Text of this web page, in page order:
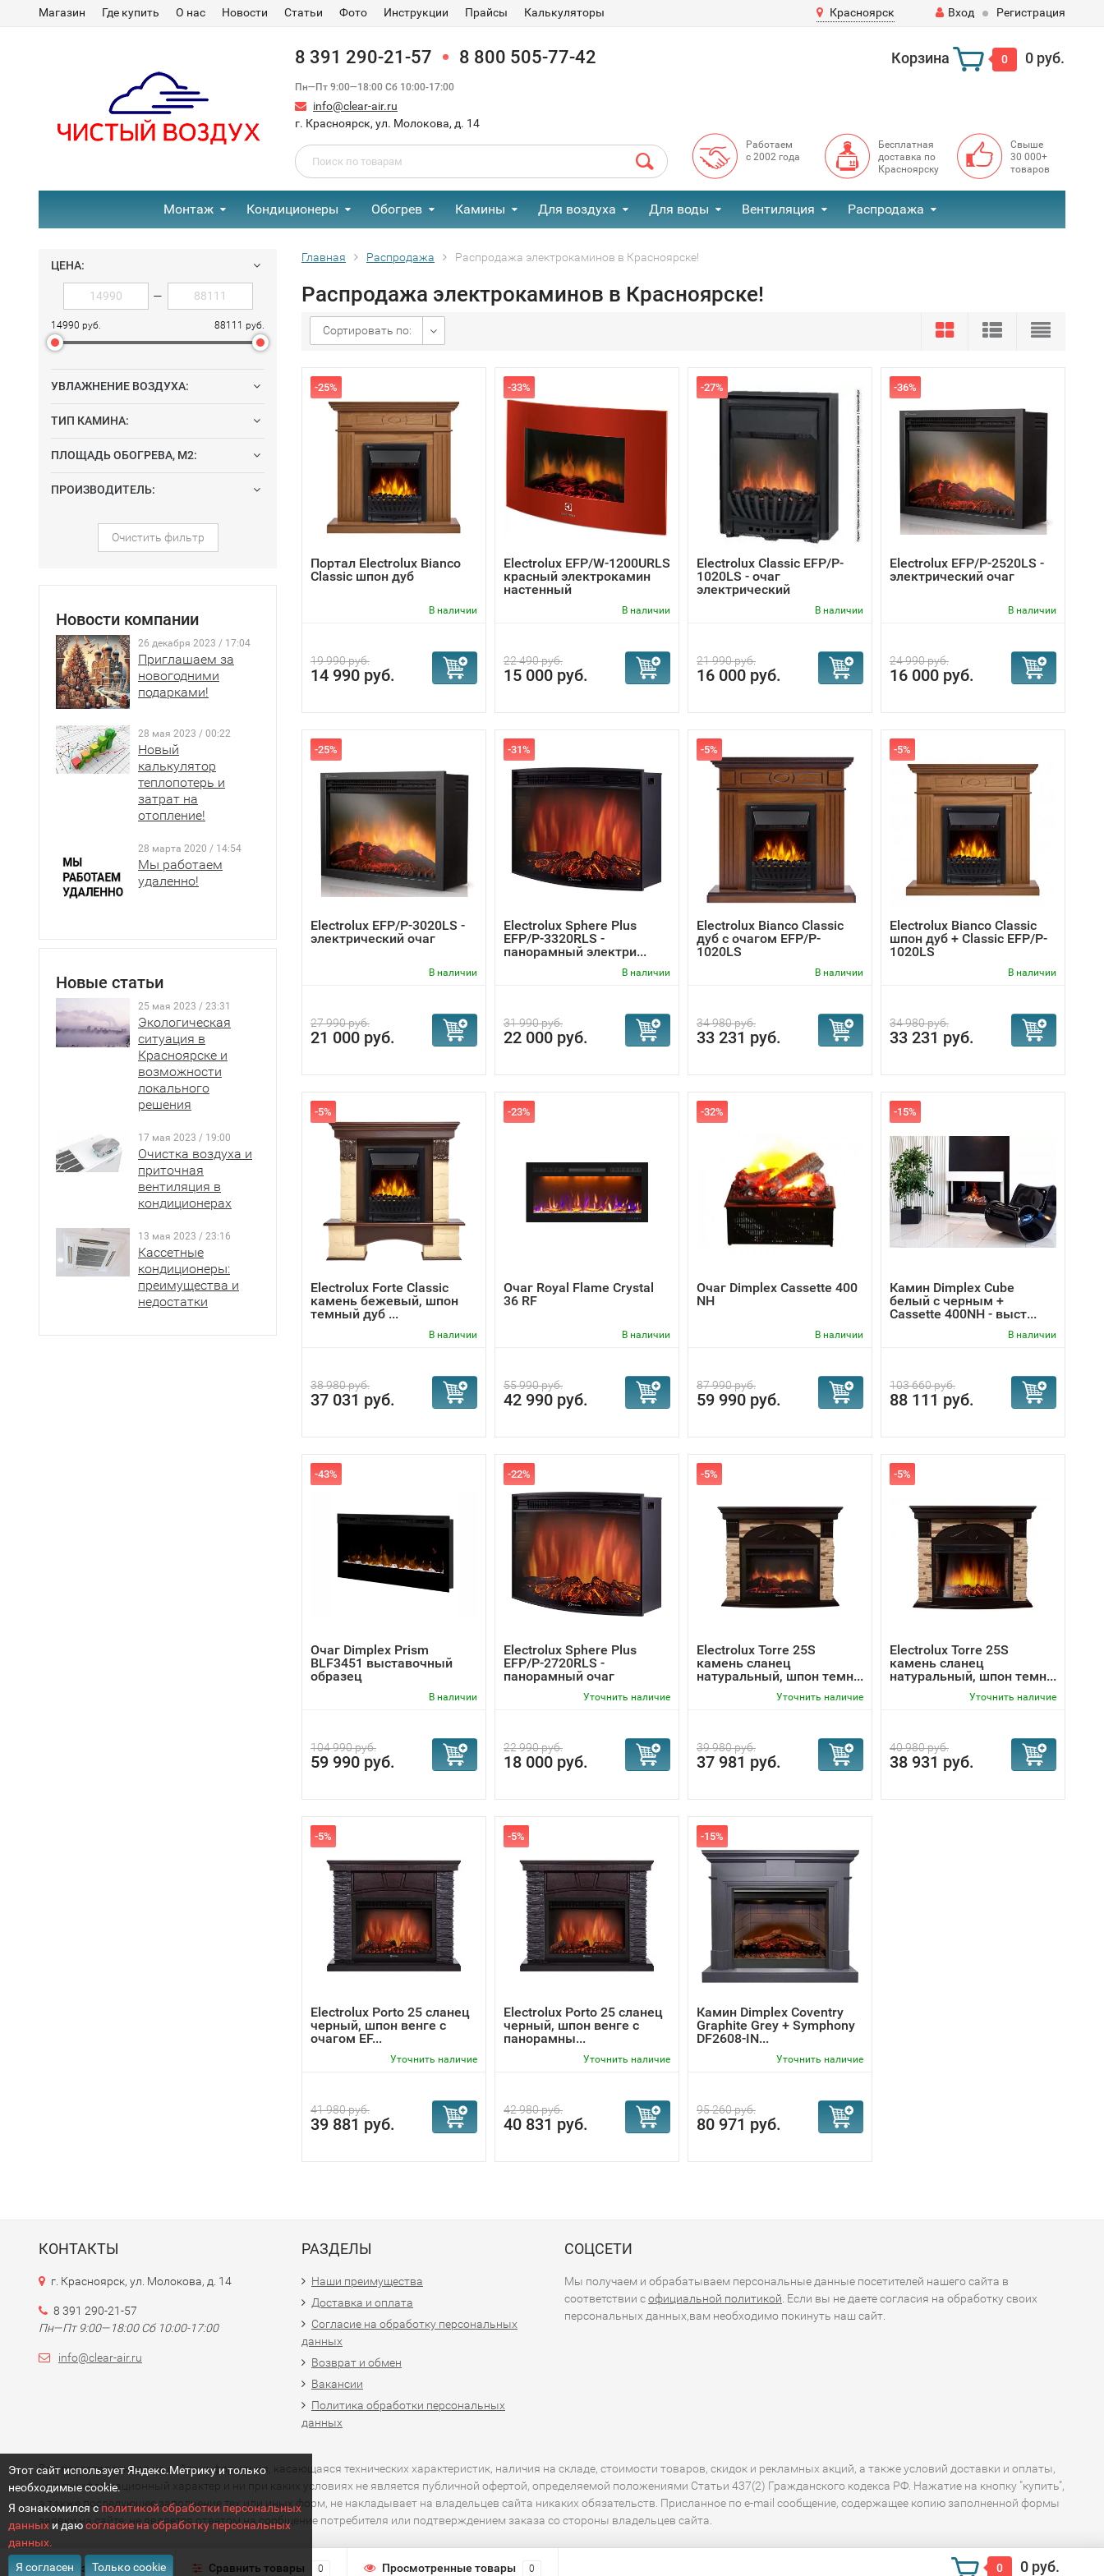
Этот сайт использует Яндекс.Метрику и только
необходимые cookie.
Я ознакомился с политикой обработки персональных
данных и даюсогласие на обработку персональных
данных.
Я согласен
Только cookie
Магазин Где купить О нас Новости Статьи Фото Инструкции Прайсы Калькуляторы Красноярск Вход Регистрация
8 391 290-21-57 8 800 505-77-42
Пн—Пт 9:00—18:00 Сб 10:00-17:00
info@clear-air.ru
г. Красноярск, ул. Молокова, д. 14
Корзина 0 0 руб.
Работаем
с 2002 года
Бесплатная
доставка по
Красноярску
Свыше
30 000+
товаров
Монтаж Кондиционеры Обогрев Камины Для воздуха Для воды Вентиляция Распродажа
ЦЕНА:
—
14990 руб. 88111 руб.
УВЛАЖНЕНИЕ ВОЗДУХА:
ТИП КАМИНА:
ПЛОЩАДЬ ОБОГРЕВА, М2:
ПРОИЗВОДИТЕЛЬ:
Очистить фильтр
Новости компании
26 декабря 2023 / 17:04
Приглашаем за
новогодними
подарками!
28 мая 2023 / 00:22
Новый
калькулятор
теплопотерь и
затрат на
отопление!
28 марта 2020 / 14:54
Мы работаем
удаленно!
Новые статьи
25 мая 2023 / 23:31
Экологическая
ситуация в
Красноярске и
возможности
локального
решения
17 мая 2023 / 19:00
Очистка воздуха и
приточная
вентиляция в
кондиционерах
13 мая 2023 / 23:16
Кассетные
кондиционеры:
преимущества и
недостатки
Главная Распродажа Распродажа электрокаминов в Красноярске!
Распродажа электрокаминов в Красноярске!
Сортировать по:
-25%
Портал Electrolux Bianco
Classic шпон дуб
В наличии
19 990 руб.
14 990 руб.
-33%
Electrolux EFP/W-1200URLS
красный электрокамин
настенный
В наличии
22 490 руб.
15 000 руб.
-27%
Electrolux Classic EFP/P-
1020LS - очаг
электрический
В наличии
21 990 руб.
16 000 руб.
-36%
Electrolux EFP/P-2520LS -
электрический очаг
В наличии
24 990 руб.
16 000 руб.
-25%
Electrolux EFP/P-3020LS -
электрический очаг
В наличии
27 990 руб.
21 000 руб.
-31%
Electrolux Sphere Plus
EFP/P-3320RLS -
панорамный электри...
В наличии
31 990 руб.
22 000 руб.
-5%
Electrolux Bianco Classic
дуб с очагом EFP/P-
1020LS
В наличии
34 980 руб.
33 231 руб.
-5%
Electrolux Bianco Classic
шпон дуб + Classic EFP/P-
1020LS
В наличии
34 980 руб.
33 231 руб.
-5%
Electrolux Forte Classic
камень бежевый, шпон
темный дуб ...
В наличии
38 980 руб.
37 031 руб.
-23%
Очаг Royal Flame Crystal
36 RF
В наличии
55 990 руб.
42 990 руб.
-32%
Очаг Dimplex Cassette 400
NH
В наличии
87 990 руб.
59 990 руб.
-15%
Камин Dimplex Cube
белый с черным +
Cassette 400NH - выст...
В наличии
103 660 руб.
88 111 руб.
-43%
Очаг Dimplex Prism
BLF3451 выставочный
образец
В наличии
104 990 руб.
59 990 руб.
-22%
Electrolux Sphere Plus
EFP/P-2720RLS -
панорамный очаг
Уточнить наличие
22 990 руб.
18 000 руб.
-5%
Electrolux Torre 25S
камень сланец
натуральный, шпон темн...
Уточнить наличие
39 980 руб.
37 981 руб.
-5%
Electrolux Torre 25S
камень сланец
натуральный, шпон темн...
Уточнить наличие
40 980 руб.
38 931 руб.
-5%
Electrolux Porto 25 сланец
черный, шпон венге с
очагом EF...
Уточнить наличие
41 980 руб.
39 881 руб.
-5%
Electrolux Porto 25 сланец
черный, шпон венге с
панорамны...
Уточнить наличие
42 980 руб.
40 831 руб.
-15%
Камин Dimplex Coventry
Graphite Grey + Symphony
DF2608-IN...
Уточнить наличие
95 260 руб.
80 971 руб.
КОНТАКТЫ
г. Красноярск, ул. Молокова, д. 14
8 391 290-21-57
Пн—Пт 9:00—18:00 Сб 10:00-17:00
info@clear-air.ru
РАЗДЕЛЫ
Наши преимущества
Доставка и оплата
Согласие на обработку персональных
данных
Возврат и обмен
Вакансии
Политика обработки персональных
данных
СОЦСЕТИ
Мы получаем и обрабатываем персональные данные посетителей нашего сайта в
соответствии софициальной политикой . Если вы не даете согласия на обработку своих
персональных данных,вам необходимо покинуть наш сайт.
Вся представленная на сайте информация, касающаяся технических характеристик, наличия на складе, стоимости товаров, скидок и рекламных акций, а также условий доставки и оплаты,
носит информационный характер и ни при каких условиях не является публичной офертой, определяемой положениями Статьи 437(2) Гражданского кодекса РФ. Нажатие на кнопку "купить",
а также последующее заполнение тех или иных форм, не накладывает на владельцев сайта никаких обязательств. Присланное по e-mail сообщение, содержащее копию заполненной формы
заявки на сайте, не является ответом на сообщение потребителя или подтверждением заказа со стороны владельцев сайта.
Избранное 0 Сравнить товары 0 Просмотренные товары 0 0 0 руб.